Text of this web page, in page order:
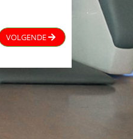
VOLGENDE